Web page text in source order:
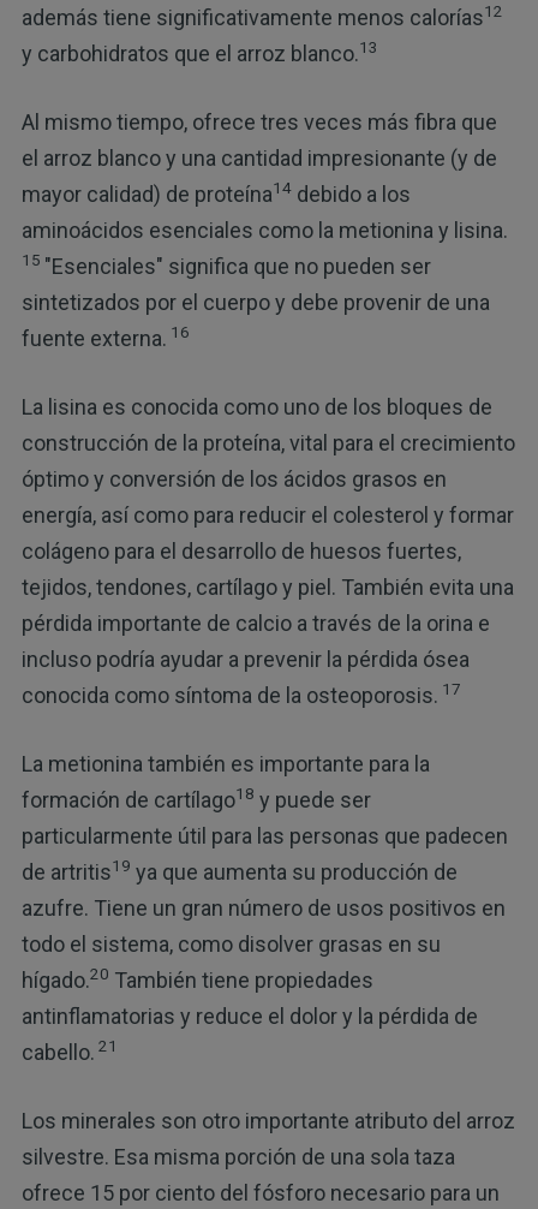
además tiene significativamente menos calorías12
y carbohidratos que el arroz blanco.13
Al mismo tiempo, ofrece tres veces más fibra que
el arroz blanco y una cantidad impresionante (y de
mayor calidad) de proteína14debido a los
aminoácidos esenciales como la metionina y lisina.
15 "Esenciales" significa que no pueden ser
sintetizados por el cuerpo y debe provenir de una
fuente externa. 16
La lisina es conocida como uno de los bloques de
construcción de la proteína, vital para el crecimiento
óptimo y conversión de los ácidos grasos en
energía, así como para reducir el colesterol y formar
colágeno para el desarrollo de huesos fuertes,
tejidos, tendones, cartílago y piel. También evita una
pérdida importante de calcio a través de la orina e
incluso podría ayudar a prevenir la pérdida ósea
conocida como síntoma de la osteoporosis. 17
La metionina también es importante para la
formación de cartílago18 y puede ser
particularmente útil para las personas que padecen
de artritis19 ya que aumenta su producción de
azufre. Tiene un gran número de usos positivos en
todo el sistema, como disolver grasas en su
hígado.20 También tiene propiedades
antinflamatorias y reduce el dolor y la pérdida de
cabello. 21
Los minerales son otro importante atributo del arroz
silvestre. Esa misma porción de una sola taza
ofrece 15 por ciento del fósforo necesario para un